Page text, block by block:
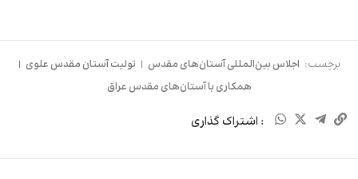
برچسب: اجلاس بین‌المللی آستان‌های مقدس | تولیت آستان مقدس علوی |
همکاری با آستان‌های مقدس عراق
: اشتراک گذاری